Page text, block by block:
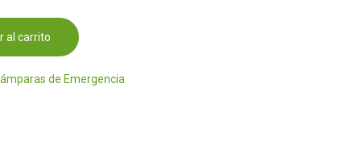
al carrito
de Emergencia